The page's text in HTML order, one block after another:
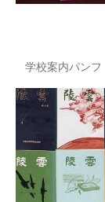
学校案内パンフ